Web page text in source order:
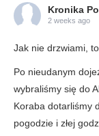
Kronika
2 weeks ago
Jak nie drzwiami,
Po nieudanym
wybraliśmy się do
Koraba dotarliśmy
pogodzie i złej